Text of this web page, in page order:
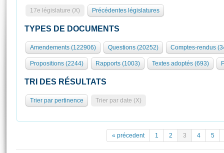
Présidence
577 députés
Groupes politiques
Séance publique
Commissions et autres organes
Europe et International
Pétitions
Rôle et pouvoirs de l'Assemblée
Organisation de l'Assemblée
Présidence Conférence des Présidents Bureau Collège des
Statistiques et chiffres clés
Documents de référence
( Constitution | Règlement de l'Assemblée ... )
Visiter l'Assemblée
Visite virtuelle du palais Bourbon
Assister à une séance
17e législature (X) Précédentes législatures
TYPES DE DOCUMENTS
Amendements (122906) Questions (20252) Comptes-rendus
Propositions (2244) Rapports (1003) Textes adoptés (693)
TRI DES RÉSULTATS
Trier par pertinence Trier par date (X)
« précedent 1 2 3 4 5